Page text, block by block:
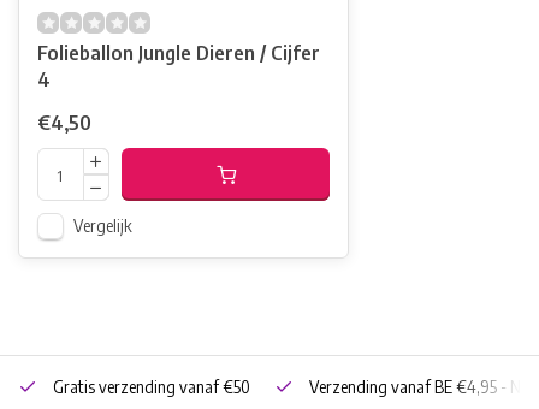
Folieballon Jungle Dieren / Cijfer
4
€4,50
Vergelijk
Gratis verzending vanaf €50 Verzending vanaf BE €4,95 - NL